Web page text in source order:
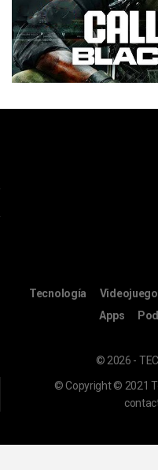
Tecnología
Apps
© 2026 -
© Copyright © 2021